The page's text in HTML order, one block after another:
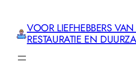
VOOR LIEFHEBBERS
RESTAURATIE EN